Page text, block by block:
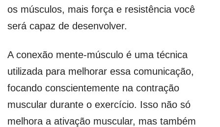
os músculos, mais força e resistência você
será capaz de desenvolver.
A conexão mente-músculo é uma técnica
utilizada para melhorar essa comunicação,
focando conscientemente na contração
muscular durante o exercício. Isso não só
melhora a ativação muscular, mas também